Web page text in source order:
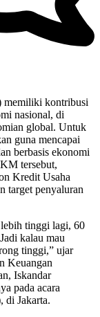
memiliki kontribusi
nasional, di
global. Untuk
guna mencapai
berbasis ekonomi
tersebut,
Kredit Usaha
target penyaluran
tinggi lagi, 60
kalau mau
tinggi,” ujar
Keuangan
Iskandar
pada acara
di Jakarta.